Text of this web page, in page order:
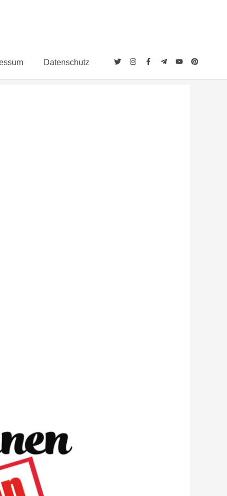
Datenschutz